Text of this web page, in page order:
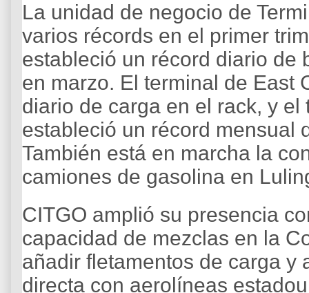
La unidad de negocio de
varios récords en el primer
estableció un récord diario de
en marzo. El terminal de East
diario de carga en el rack, y
estableció un récord mensual
También está en marcha la
camiones de gasolina en
CITGO amplió su presencia
capacidad de mezclas en la
añadir fletamentos de carga y
directa con aerolíneas